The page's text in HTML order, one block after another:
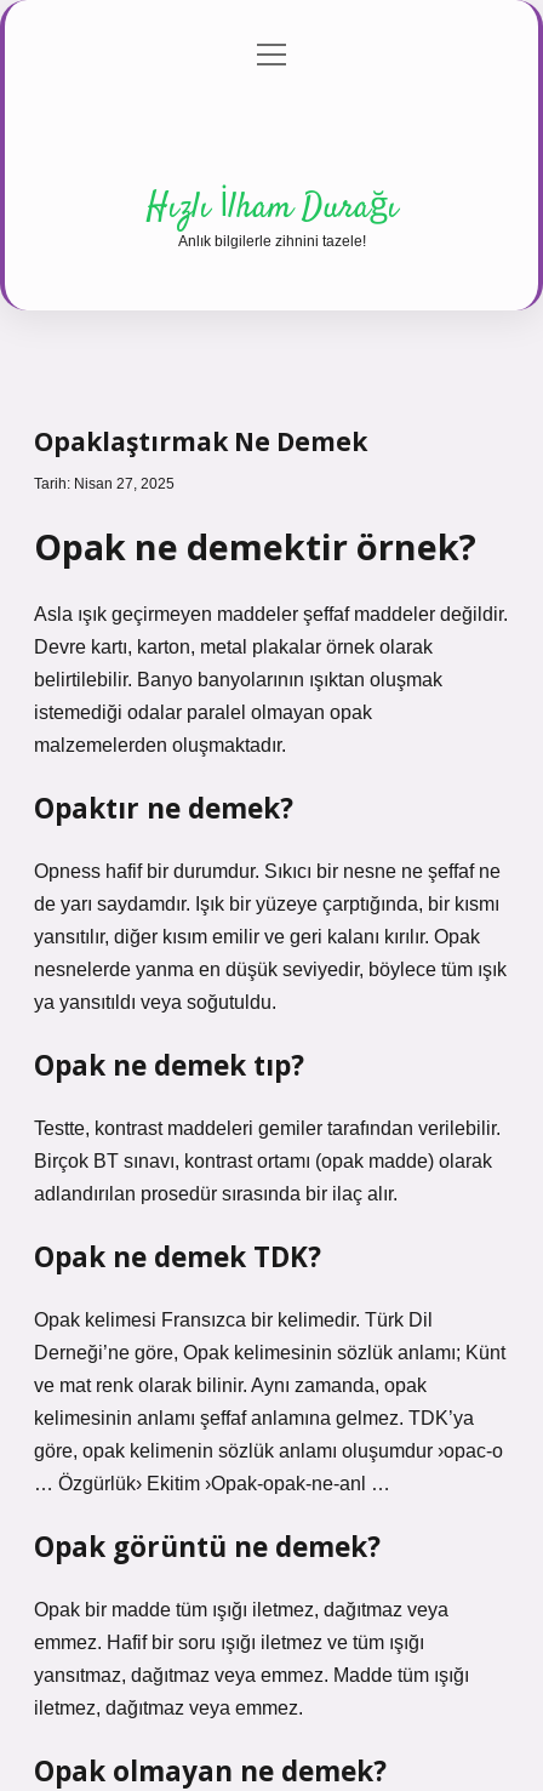
Gizlilik Politikası
menüyü
Hızlı İlham Durağı
Anlık bilgilerle zihnini tazele!
Opaklaştırmak Ne Demek
Tarih: Nisan 27, 2025
Opak ne demektir örnek?
Asla ışık geçirmeyen maddeler şeffaf maddeler değildir.
Devre kartı, karton, metal plakalar örnek olarak
belirtilebilir. Banyo banyolarının ışıktan oluşmak
istemediği odalar paralel olmayan opak
malzemelerden oluşmaktadır.
Opaktır ne demek?
Opness hafif bir durumdur. Sıkıcı bir nesne ne şeffaf ne
de yarı saydamdır. Işık bir yüzeye çarptığında, bir kısmı
yansıtılır, diğer kısım emilir ve geri kalanı kırılır. Opak
nesnelerde yanma en düşük seviyedir, böylece tüm ışık
ya yansıtıldı veya soğutuldu.
Opak ne demek tıp?
Testte, kontrast maddeleri gemiler tarafından verilebilir.
Birçok BT sınavı, kontrast ortamı (opak madde) olarak
adlandırılan prosedür sırasında bir ilaç alır.
Opak ne demek TDK?
Opak kelimesi Fransızca bir kelimedir. Türk Dil
Derneği’ne göre, Opak kelimesinin sözlük anlamı; Künt
ve mat renk olarak bilinir. Aynı zamanda, opak
kelimesinin anlamı şeffaf anlamına gelmez. TDK’ya
göre, opak kelimenin sözlük anlamı oluşumdur ›opac-o
… Özgürlük› Ekitim ›Opak-opak-ne-anl …
Opak görüntü ne demek?
Opak bir madde tüm ışığı iletmez, dağıtmaz veya
emmez. Hafif bir soru ışığı iletmez ve tüm ışığı
yansıtmaz, dağıtmaz veya emmez. Madde tüm ışığı
iletmez, dağıtmaz veya emmez.
Opak olmayan ne demek?